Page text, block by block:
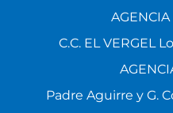
AGENCIA
C.C. EL VERGEL
Padre Aguirre y G.